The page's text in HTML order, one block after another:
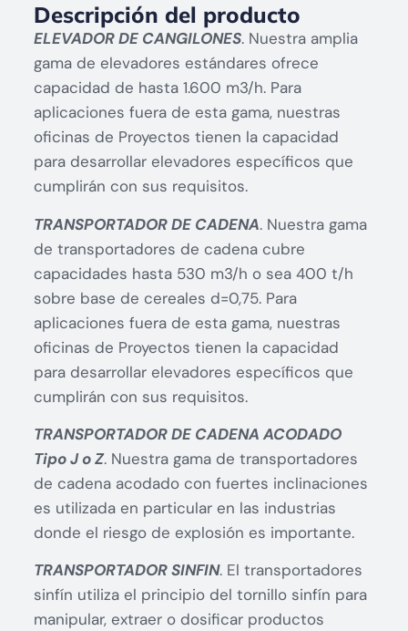
Descripción del producto
ELEVADOR DE CANGILONES. Nuestra amplia
gama de elevadores estándares ofrece
capacidad de hasta 1.600 m3/h. Para
aplicaciones fuera de esta gama, nuestras
oficinas de Proyectos tienen la capacidad
para desarrollar elevadores específicos que
cumplirán con sus requisitos.
TRANSPORTADOR DE CADENA. Nuestra gama
de transportadores de cadena cubre
capacidades hasta 530 m3/h o sea 400 t/h
sobre base de cereales d=0,75. Para
aplicaciones fuera de esta gama, nuestras
oficinas de Proyectos tienen la capacidad
para desarrollar elevadores específicos que
cumplirán con sus requisitos.
TRANSPORTADOR DE CADENA ACODADO
Tipo J o Z. Nuestra gama de transportadores
de cadena acodado con fuertes inclinaciones
es utilizada en particular en las industrias
donde el riesgo de explosión es importante.
TRANSPORTADOR SINFIN. El transportadores
sinfín utiliza el principio del tornillo sinfín para
manipular, extraer o dosificar productos